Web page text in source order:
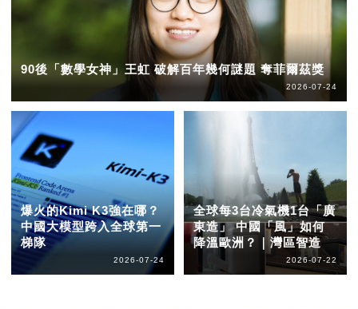
90後「數學女神」王虹 破解百年幾何謎題 奪菲爾茲獎
2026-07-24
爆火的Kimi K3強在哪？
中國大模型跨入全球第一
梯隊
2026-07-24
全球每3台冷氣機1台「廣
東造」 中國「風」如何
降溫歐洲？｜灣區智造
2026-07-22